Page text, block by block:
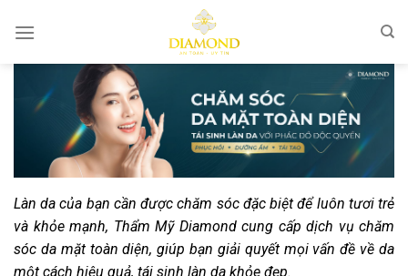
qua
Làn da của bạn cần được chăm sóc đặc biệt để luôn tươi trẻ
và khỏe mạnh, Thẩm Mỹ Diamond cung cấp dịch vụ chăm
sóc da mặt toàn diện, giúp bạn giải quyết mọi vấn đề về da
một cách hiệu quả, tái sinh làn da khỏe đẹp.